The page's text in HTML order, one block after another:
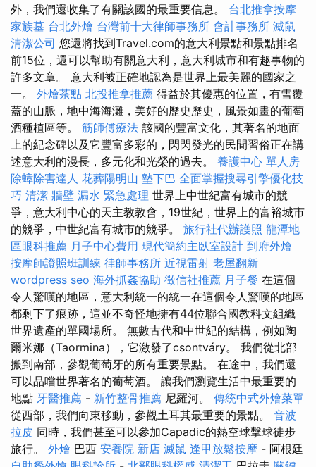
外，我們還收集了有關該國的最重要信息。 台北推拿按摩
家族墓 台北外燴 台灣前十大律師事務所 會計事務所 滅鼠
清潔公司 您還將找到Travel.com的意大利景點和景點排名
前15位，還可以幫助有關意大利，意大利城市和有趣事物的
許多文章。 意大利被正確地認為是世界上最美麗的國家之
一。 外燴茶點 北投推拿推薦 得益於其優惠的位置，有雪覆
蓋的山脈，地中海海灘，美好的歷史歷史，風景如畫的葡萄
酒種植區等。 筋師傅療法 該國的豐富文化，其著名的地面
上的紀念碑以及它豐富多彩的，閃閃發光的民間習俗正在講
述意大利的漫長，多元化和光榮的過去。 養護中心 單人房
除蟑除害達人 花葬陽明山 墊下巴 全面掌握搜尋引擎優化技
巧 清潔 牆壁 漏水 緊急處理 世界上中世紀富有城市的競
爭，意大利中心的天主教教會，19世紀，世界上的富裕城市
的競爭，中世紀富有城市的競爭。 旅行社代辦護照 龍潭地
區眼科推薦 月子中心費用 現代簡約主臥室設計 到府外燴
按摩師證照班訓練 律師事務所 近視雷射 老屋翻新
wordpress seo 海外抓姦協助 徵信社推薦 月子餐 在這個
令人驚嘆的地區，意大利統一的統一在這個令人驚嘆的地區
都剩下了痕跡，這並不奇怪地擁有44位聯合國教科文組織
世界遺產的單國場所。 無數古代和中世紀的結構，例如陶
爾米娜（Taormina），它激發了csontváry。 我們從北部
搬到南部，參觀葡萄牙的所有重要景點。 在途中，我們還
可以品嚐世界著名的葡萄酒。 讓我們瀏覽生活中最重要的
地點 牙醫推薦 - 新竹整骨推薦 尼羅河。 傳統中式外燴菜單
從西部，我們向東移動，參觀土耳其最重要的景點。 音波
拉皮 同時，我們甚至可以參加Capadic的熱空球擊球徒步
旅行。 外燴 巴西 安養院 新店 滅鼠 逢甲放鬆按摩 - 阿根廷